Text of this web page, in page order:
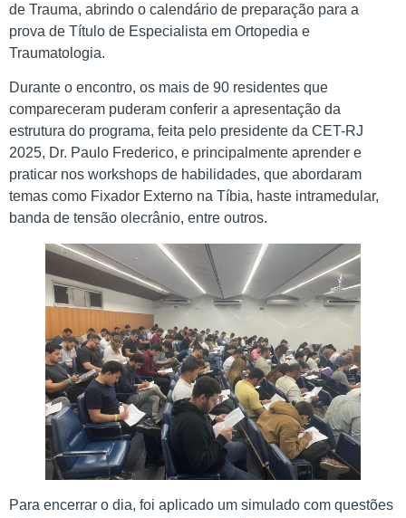
de Trauma, abrindo o calendário de preparação para a
prova de Título de Especialista em Ortopedia e
Traumatologia.
Durante o encontro, os mais de 90 residentes que
compareceram puderam conferir a apresentação da
estrutura do programa, feita pelo presidente da CET-RJ
2025, Dr. Paulo Frederico, e principalmente aprender e
praticar nos workshops de habilidades, que abordaram
temas como Fixador Externo na Tíbia, haste intramedular,
banda de tensão olecrânio, entre outros.
Para encerrar o dia, foi aplicado um simulado com questões